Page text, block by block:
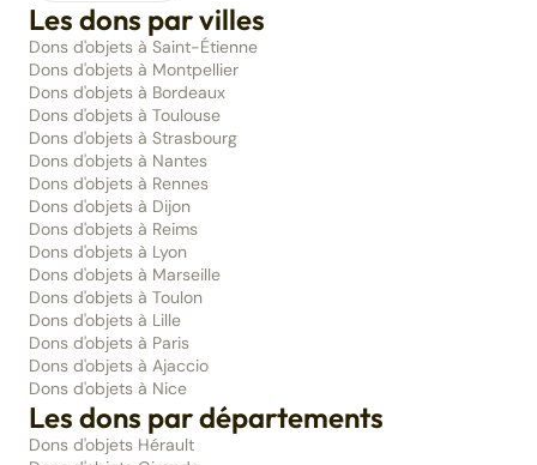
Les dons par villes
Dons d'objets à Saint-Étienne
Dons d'objets à Montpellier
Dons d'objets à Bordeaux
Dons d'objets à Toulouse
Dons d'objets à Strasbourg
Dons d'objets à Nantes
Dons d'objets à Rennes
Dons d'objets à Dijon
Dons d'objets à Reims
Dons d'objets à Lyon
Dons d'objets à Marseille
Dons d'objets à Toulon
Dons d'objets à Lille
Dons d'objets à Paris
Dons d'objets à Ajaccio
Dons d'objets à Nice
Les dons par départements
Dons d'objets Hérault